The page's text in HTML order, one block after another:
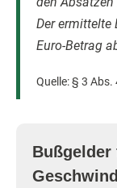
Der ermittelte
Euro-Betrag
Quelle: § 3
Bußgelder